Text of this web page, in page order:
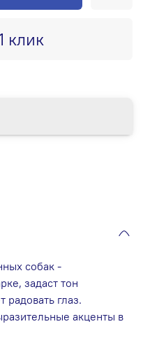
клик
собак -
задаст тон
радовать глаз.
акценты в